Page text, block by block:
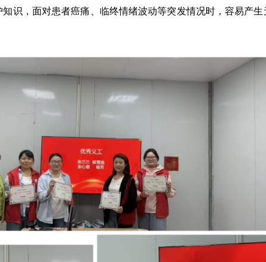
识，面对患者癌痛、临终情绪波动等突发情况时，容易产生